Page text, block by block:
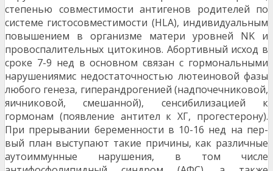
степенью совместимости антиге­нов родителей по
системе гистосовместимости (HLA), индивидуальным
повышением в организме матери уровней NK и
провоспалительных цитокинов. Абортивный исход в
сроке 7-9 нед в основном свя­зан с гормональными
нарушениямис недостаточно­стью лютеиновой фазы
любого генеза, гиперандрогенией (надпочечниковой,
яичниковой, смешанной), сенсибилизацией к
гормонам (появление антител к ХГ, прогестерону).
При прерывании беременности в 10-16 нед на пер­
вый план выступают такие причины, как различные
аутоиммунные нарушения, в том числе